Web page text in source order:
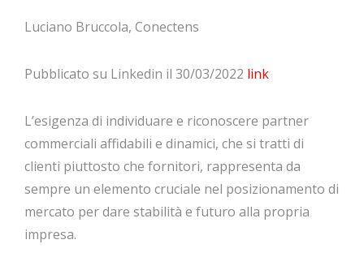
Luciano Bruccola, Conectens
Pubblicato su Linkedin il 30/03/2022 link
L’esigenza di individuare e riconoscere partner
commerciali affidabili e dinamici, che si tratti di
clienti piuttosto che fornitori, rappresenta da
sempre un elemento cruciale nel posizionamento di
mercato per dare stabilità e futuro alla propria
impresa.